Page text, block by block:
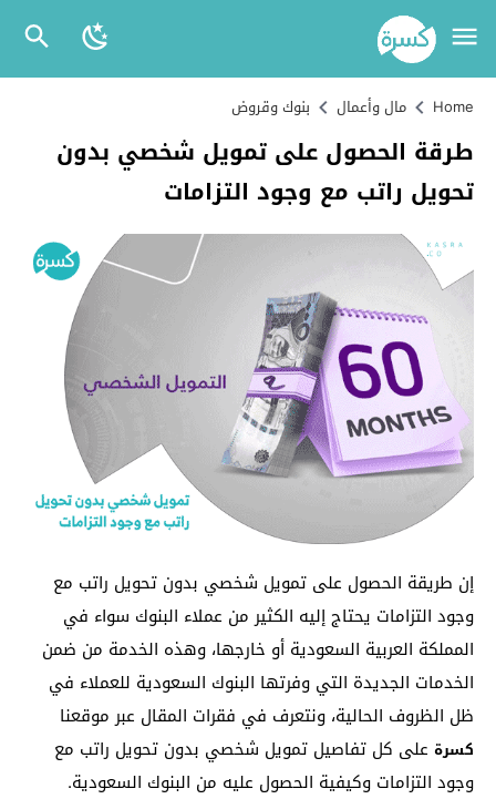
Home مال وأعمال بنوك وقروض
طرقة الحصول على تمويل شخصي بدون
تحويل راتب مع وجود التزامات
إن طريقة الحصول على تمويل شخصي بدون تحويل راتب مع
وجود التزامات يحتاج إليه الكثير من عملاء البنوك سواء في
المملكة العربية السعودية أو خارجها، وهذه الخدمة من ضمن
الخدمات الجديدة التي وفرتها البنوك السعودية للعملاء في
ظل الظروف الحالية، ونتعرف في فقرات المقال عبر موقعنا
كسرة على كل تفاصيل تمويل شخصي بدون تحويل راتب مع
وجود التزامات وكيفية الحصول عليه من البنوك السعودية.